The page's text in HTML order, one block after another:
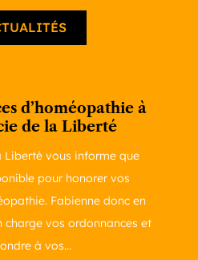
d’homéopathie à
de la Liberté
Liberté vous informe que
pour honorer vos
Fabienne donc en
charge vos ordonnances et
à vos...